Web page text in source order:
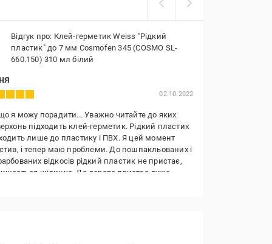
Відгук про: Клей-герметик Weiss "Рідкий
пластик" до 7 мм Cosmofen 345 (COSMO SL-
660.150) 310 мл білий
02.10.2022
я можу порадити... Уважно читайте до яких
підходить клей-герметик. Рідкий пластик
лише до пластику і ПВХ. Я цей момент
і тепер маю проблеми. До пошпакльованих і
відкосів рідкий пластик не пристає,
щілинка. До дерева пристає дуже